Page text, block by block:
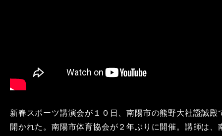
新春スポーツ講演会が１０日、南陽市の熊野大社證誠殿
開かれた。南陽市体育協会が２年ぶりに開催。講師は、